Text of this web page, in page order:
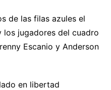
de las filas azules el
jugadores del cuadro
Escanio y Anderson
en libertad